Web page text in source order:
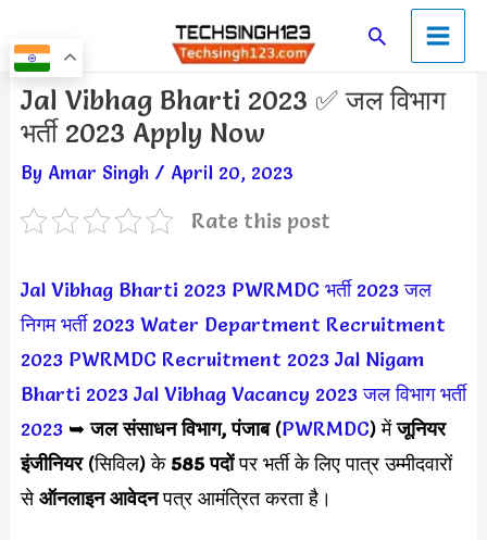
to
content
SearchMain
Menu
Jal Vibhag Bharti 2023 ✅ जल विभाग
भर्ती 2023 Apply Now
By Amar Singh / April 20, 2023
Rate this post
Jal Vibhag Bharti 2023 PWRMDC भर्ती 2023 जल
निगम भर्ती 2023 Water Department Recruitment
2023 PWRMDC Recruitment 2023 Jal Nigam
Bharti 2023 Jal Vibhag Vacancy 2023 जल विभाग भर्ती
2023➥जल संसाधन विभाग, पंजाब(PWRMDC) मेंजूनियर
इंजीनियर(सिविल) के 585 पदोंपर भर्ती के लिए पात्र उम्मीदवारों
सेऑनलाइन आवेदनपत्र आमंत्रित करता है।
Post
navigation